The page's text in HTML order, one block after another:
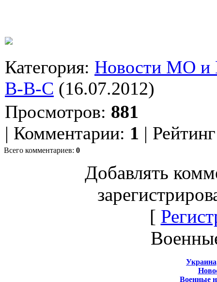
Категория: Новости МО
B-B-C (16.07.2012)
Просмотров: 881
| Комментарии: 1 | Рейтинг
Всего комментариев: 0
Добавлять
[
Военные